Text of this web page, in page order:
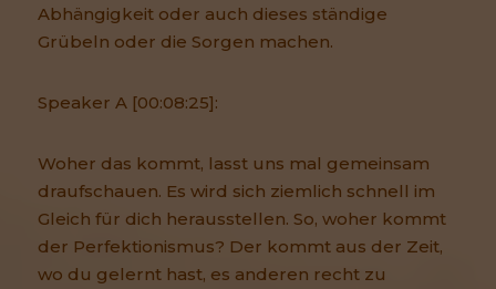
Abhängigkeit oder auch dieses ständige
Grübeln oder die Sorgen machen.
Speaker A [00:08:25]:
Woher das kommt, lasst uns mal gemeinsam
draufschauen. Es wird sich ziemlich schnell im
Gleich für dich herausstellen. So, woher kommt
der Perfektionismus? Der kommt aus der Zeit,
wo du gelernt hast, es anderen recht zu